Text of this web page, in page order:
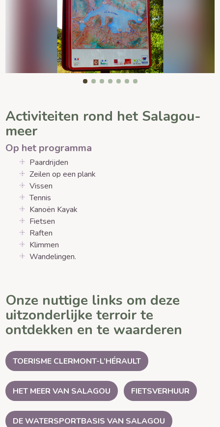
Activiteiten rond het Salagou-
meer
Op het programma
Paardrijden
Zeilen op een plank
Vissen
Tennis
Kanoën Kayak
Fietsen
Raften
Klimmen
Wandelingen.
Onze nuttige links om deze
uitzonderlijke terroir te
ontdekken en te waarderen
TOERISME CLERMONT-L’HÉRAULT
HET MEER VAN SALAGOU FIETSVERHUUR
DE WATERSPORTBASIS VAN SALAGOU